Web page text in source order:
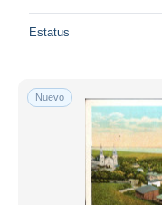
Estatus
Nuevo